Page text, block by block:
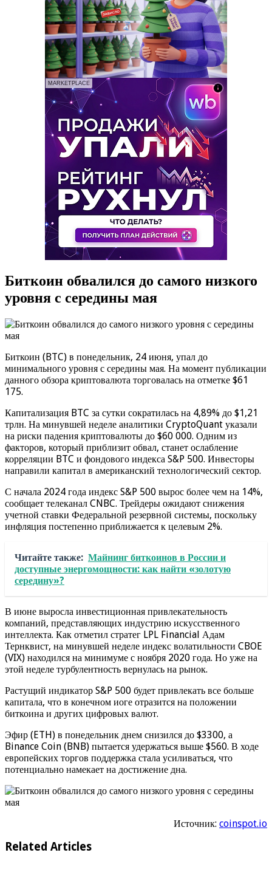
MARKETPLACE
Биткоин обвалился до самого низкого
уровня с середины мая
Биткоин (BTC) в понедельник, 24 июня, упал до
минимального уровня с середины мая. На момент публикации
данного обзора криптовалюта торговалась на отметке $61
175.
Капитализация BTC за сутки сократилась на 4,89% до $1,21
трлн. На минувшей неделе аналитики CryptoQuant указали
на риски падения криптовалюты до $60 000. Одним из
факторов, который приблизит обвал, станет ослабление
корреляции BTC и фондового индекса S&P 500. Инвесторы
направили капитал в американский технологический сектор.
С начала 2024 года индекс S&P 500 вырос более чем на 14%,
сообщает телеканал CNBC. Трейдеры ожидают снижения
учетной ставки Федеральной резервной системы, поскольку
инфляция постепенно приближается к целевым 2%.
Читайте также: Майнинг биткоинов в России и
доступные энергомощности: как найти «золотую
середину»?
В июне выросла инвестиционная привлекательность
компаний, представляющих индустрию искусственного
интеллекта. Как отметил стратег LPL Financial Адам
Тернквист, на минувшей неделе индекс волатильности CBOE
(VIX) находился на минимуме с ноября 2020 года. Но уже на
этой неделе турбулентность вернулась на рынок.
Растущий индикатор S&P 500 будет привлекать все больше
капитала, что в конечном иоге отразится на положении
биткоина и других цифровых валют.
Эфир (ETH) в понедельник днем снизился до $3300, а
Binance Coin (BNB) пытается удержаться выше $560. В ходе
европейских торгов поддержка стала усиливаться, что
потенциально намекает на достижение дна.
Источник: coinspot.io
Related Articles